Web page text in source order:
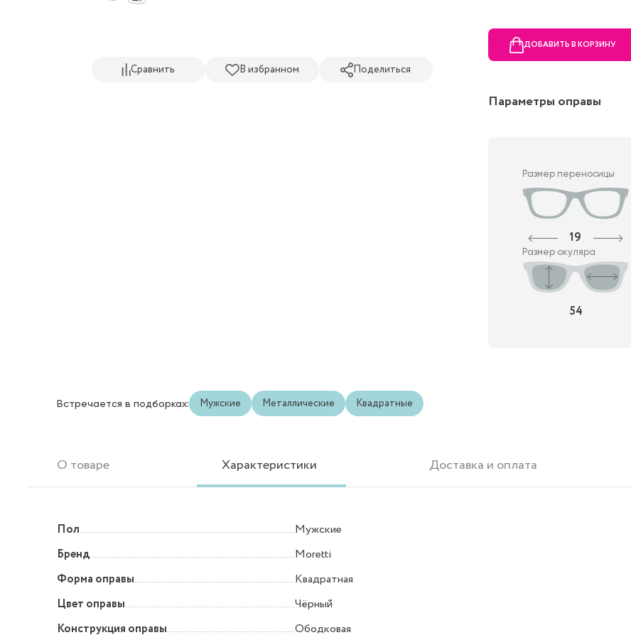
Сравнить В избранном Поделиться
ДОБАВИТЬ В КОРЗИНУ
Параметры оправы
Размер переносицы
19
Размер окуляра
54
Встречается в подборках: Мужские Металлические Квадратные
О товаре Характеристики Доставка и оплата
Пол
Мужские
Бренд
Moretti
Форма оправы
Квадратная
Цвет оправы
Чёрный
Конструкция оправы
Ободковая